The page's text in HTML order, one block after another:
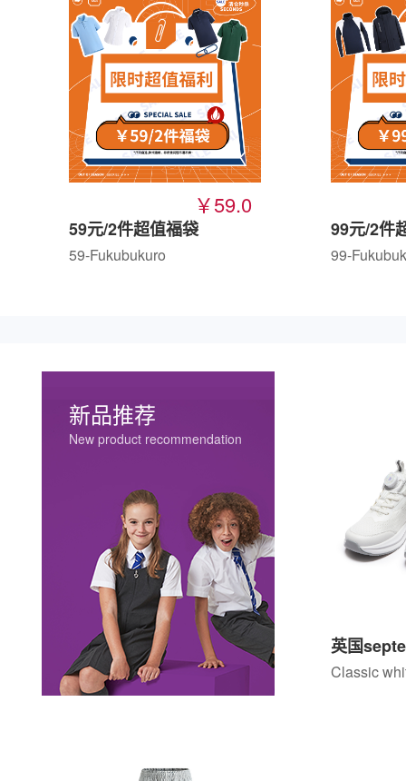
￥59.0
59元/2件超值福袋
59-Fukubukuro
99元/2件
99-
新品推荐
New product recommendation
Classic